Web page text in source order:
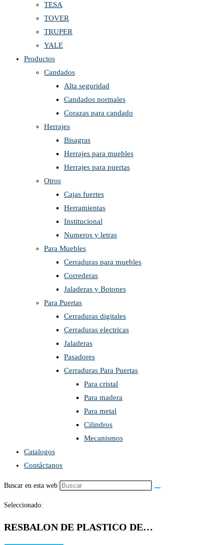
TESA
TOVER
TRUPER
YALE
Productos
Candados
Alta seguridad
Candados normales
Corazas para candado
Herrajes
Bisagras
Herrajes para muebles
Herrajes para puertas
Otros
Cajas fuertes
Herramientas
Institucional
Numeros y letras
Para Muebles
Cerraduras para muebles
Correderas
Jaladeras y Botones
Para Puertas
Cerraduras digitales
Cerraduras electricas
Jaladeras
Pasadores
Cerraduras Para Puertas
Para cristal
Para madera
Para metal
Cilindros
Mecanismos
Catalogos
Contáctanos
Buscar en esta web
Seleccionado:
RESBALON DE PLASTICO DE…